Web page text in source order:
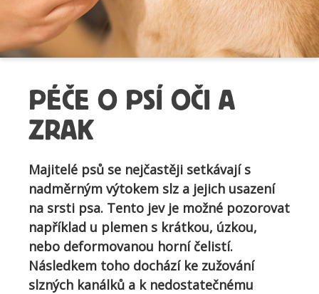
PÉČE O PSÍ OČI A
ZRAK
Majitelé psů se nejčastěji setkávají s
nadměrným výtokem slz a jejich usazení
na srsti psa. Tento jev je možné pozorovat
například u plemen s krátkou, úzkou,
nebo deformovanou horní čelistí.
Následkem toho dochází ke zužování
slzných kanálků a k nedostatečnému